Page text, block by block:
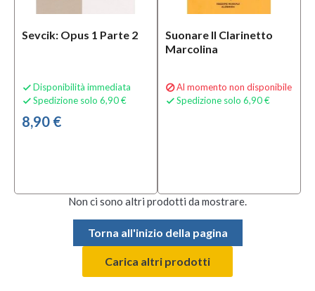
Sevcik: Opus 1 Parte 2
 Disponibilità immediata
 Spedizione solo 6,90 €
8,90 €
Suonare Il Clarinetto
Marcolina
Al momento non disponibile
 Spedizione solo 6,90 €
Non ci sono altri prodotti da mostrare.
Torna all'inizio della pagina
Carica altri prodotti